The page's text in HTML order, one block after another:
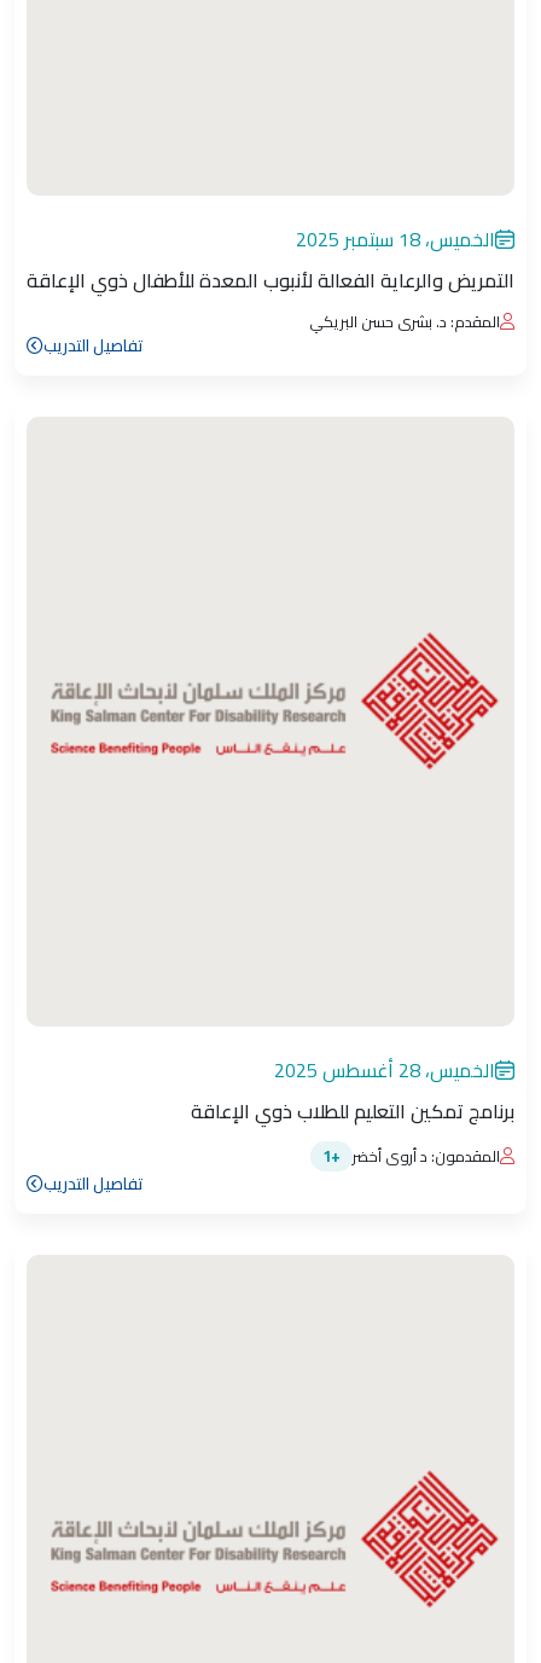
الخميس، 18 سبتمبر 2025
التمريض والرعاية الفعالة لأنبوب المعدة للأطفال ذوي الإعاقة
المقدم: د. بشرى حسن البريكي
تفاصيل التدريب
الخميس، 28 أغسطس 2025
برنامج تمكين التعليم للطلاب ذوي الإعاقة
المقدمون: د أروى أخضر +1
تفاصيل التدريب